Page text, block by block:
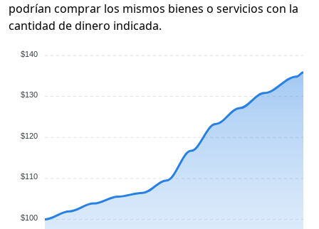
podrían comprar los mismos bienes o servicios con la
cantidad de dinero indicada.
$140
$130
$120
$110
$100